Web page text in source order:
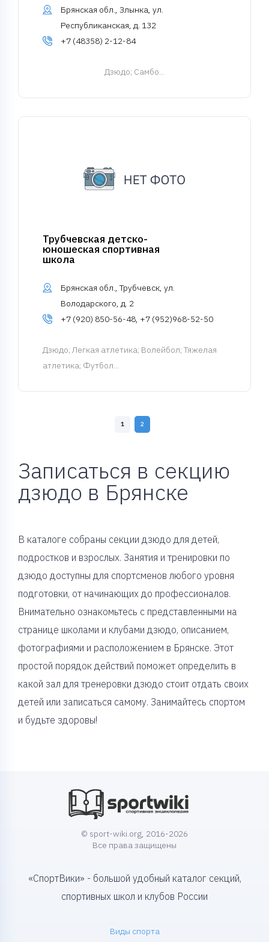
Брянская обл., Злынка, ул.
Республиканская, д. 132
+7 (48358) 2-12-84
Дзюдо; Самбо...
Трубчевская детско-
юношеская спортивная
школа
Брянская обл., Трубчевск, ул.
Володарского, д. 2
+7 (920) 850-56-48, +7 (952)968-52-50
Дзюдо; Легкая атлетика; Волейбол; Тяжелая
атлетика; Футбол...
1 2
Записаться в секцию
дзюдо в Брянске
В каталоге собраны секции дзюдо для детей,
подростков и взрослых. Занятия и тренировки по
дзюдо доступны для спортсменов любого уровня
подготовки, от начинающих до профессионалов.
Внимательно ознакомьтесь с представленными на
странице школами и клубами дзюдо, описанием,
фотографиями и расположением в Брянске. Этот
простой порядок действий поможет определить в
какой зал для тренеровки дзюдо стоит отдать своих
детей или записаться самому. Занимайтесь спортом
и будьте здоровы!
© sport-wiki.org, 2016-2026
Все права защищены
«СпортВики» - большой удобный каталог секций,
спортивных школ и клубов России
Виды спорта